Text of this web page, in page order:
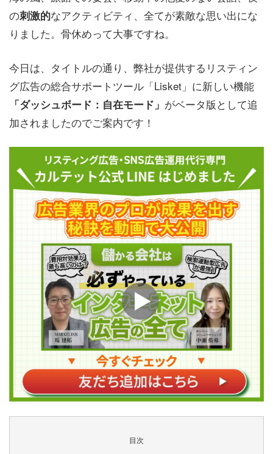
の刺激的なアクティビティ、全てが素敵な思い出にな
りました。骨休めって大事ですね。
今日は、タイトルの通り、弊社が提供するリスティン
グ広告の総合サポートツール「Lisket」に新しい機能
「ダッシュボード：自在モード」 がベータ版として追
加されましたのでご案内です！
目次